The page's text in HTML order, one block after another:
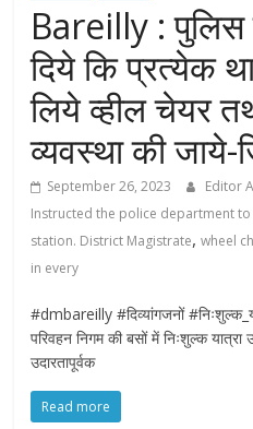
Bareilly : पुलिस
दिये कि प्रत्येक
लिये व्हील चेयर
व्यवस्था की जाये-
September 26, 2023 Editor
Instructed the police department
station. District Magistrate,wheel
in every
#dmbareilly #दिव्यांगजनों
परिवहन निगम की बसों में निःशुल्क
उदारतापूर्वक
Read more